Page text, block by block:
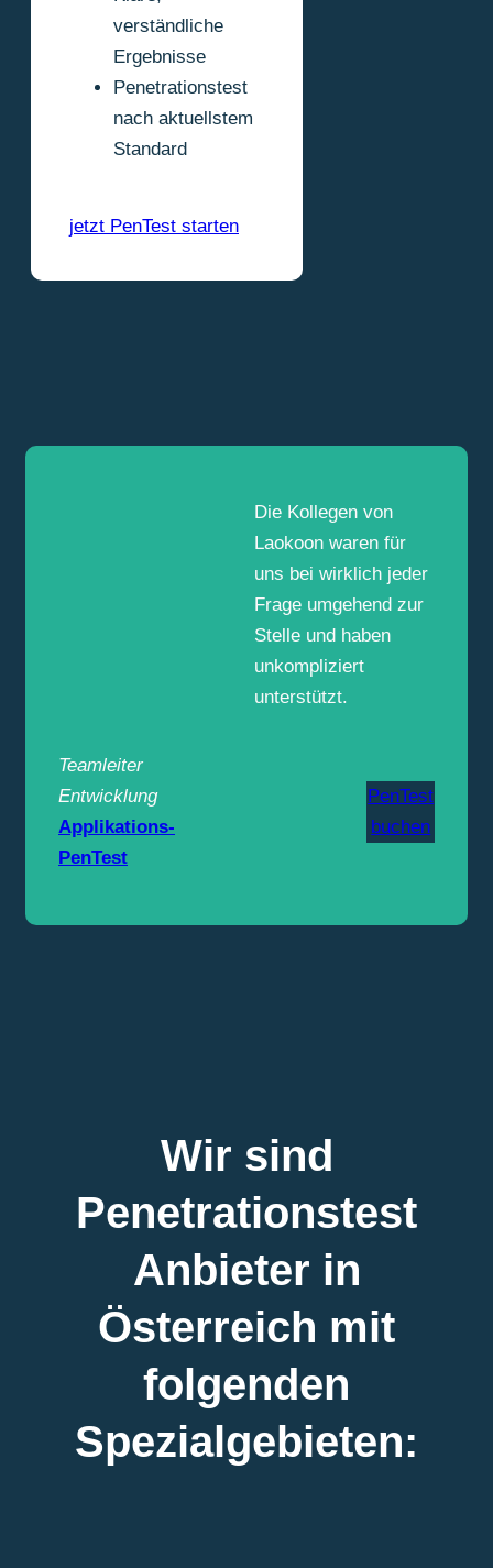
verständliche
Ergebnisse
Penetrationstest
nach aktuellstem
Standard
jetzt PenTest starten
Die Kollegen von
Laokoon waren für
uns bei wirklich jeder
Frage umgehend zur
Stelle und haben
unkompliziert
unterstützt.
Teamleiter
Entwicklung
Applikations-
PenTest
PenTest
buchen
Wir sind
Penetrationstest
Anbieter in
Österreich mit
folgenden
Spezialgebieten: